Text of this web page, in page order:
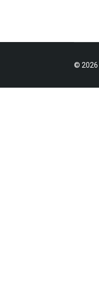
© 2026